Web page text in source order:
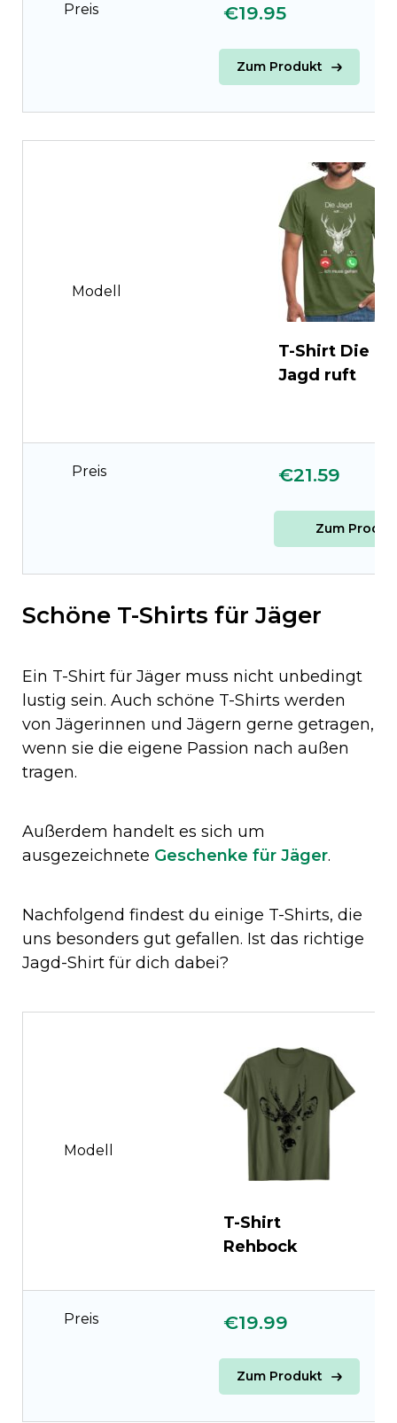
Preis €19.95
Zum Produkt
Modell
T-Shirt Die
Jagd ruft
Preis €21.59
Zum
Schöne T-Shirts für Jäger
Ein T-Shirt für Jäger muss nicht unbedingt
lustig sein. Auch schöne T-Shirts werden
von Jägerinnen und Jägern gerne getragen,
wenn sie die eigene Passion nach außen
tragen.
Außerdem handelt es sich um
ausgezeichnete Geschenke für Jäger.
Nachfolgend findest du einige T-Shirts, die
uns besonders gut gefallen. Ist das richtige
Jagd-Shirt für dich dabei?
Modell
T-Shirt
Rehbock
Preis €19.99
Zum Produkt